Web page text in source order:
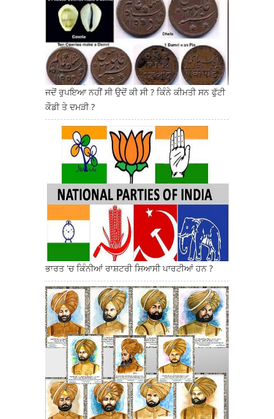
ਜਦੋਂ ਰੁਪਇਆ ਨਹੀਂ ਸੀ ਉਦੋਂ ਕੀ ਸੀ ? ਕਿੰਨੇ ਕੀਮਤੀ ਸਨ ਫੁੱਟੀ
ਕੌਡੀ ਤੇ ਦਮੜੀ ?
ਭਾਰਤ 'ਚ ਕਿੰਨੀਆਂ ਰਾਸ਼ਟਰੀ ਸਿਆਸੀ ਪਾਰਟੀਆਂ ਹਨ ?